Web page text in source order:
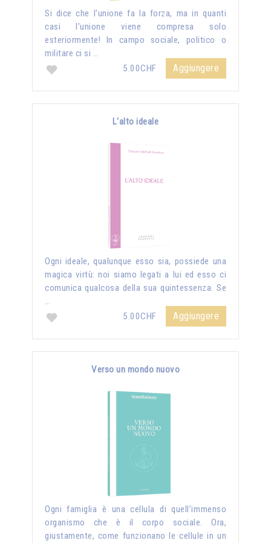
Si dice che l'unione fa la forza, ma in quanti
casi l'unione viene compresa solo
esteriormente! In campo sociale, politico o
militare ci si …
5.00CHF
Aggiungere
L'alto ideale
Ogni ideale, qualunque esso sia, possiede una
magica virtù: noi siamo legati a lui ed esso ci
comunica qualcosa della sua quintessenza. Se
…
5.00CHF
Aggiungere
Verso un mondo nuovo
Ogni famiglia è una cellula di quell’immenso
organismo che è il corpo sociale. Ora,
giustamente, come funzionano le cellule in un